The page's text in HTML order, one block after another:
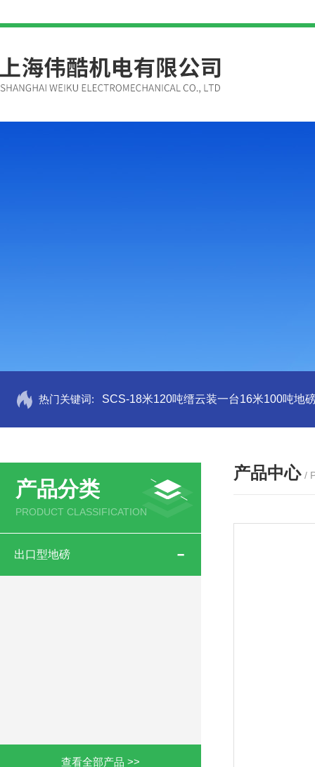
热门关键词: SCS-18米120吨缙云装一台16米100吨地
产品分类
PRODUCT CLASSIFICATION
出口型地磅
查看全部产品 >>
产品中心 /